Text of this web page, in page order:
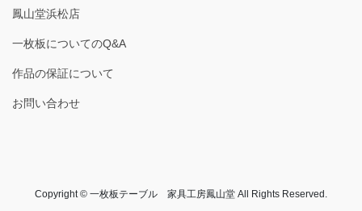
鳳山堂浜松店
一枚板についてのQ&A
作品の保証について
お問い合わせ
Copyright © 一枚板テーブル 家具工房鳳山堂 All Rights Reserved.